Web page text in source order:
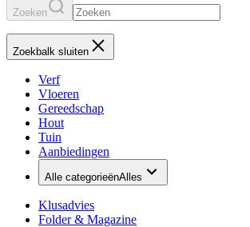
Zoeken
Zoekbalk sluiten
Verf
Vloeren
Gereedschap
Hout
Tuin
Aanbiedingen
Alle categorieënAlles
Klusadvies
Folder & Magazine